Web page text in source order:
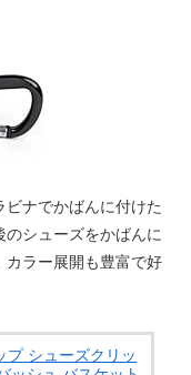
ナでかばんに付けた
のシューズをかばんに
カラー展開も豊富で好
プ シューズクリッ